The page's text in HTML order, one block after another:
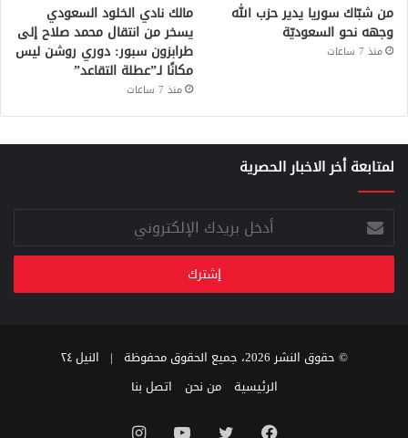
من شبّاك سوريا يدير حزب الله
وجهه نحو السعوديّة
منذ 7 ساعات
مالك نادي الخلود السعودي
يسخر من انتقال محمد صلاح إلى
طرابزون سبور: دوري روشن ليس
مكانًا لـ”عطلة التقاعد”
منذ 7 ساعات
لمتابعة أخر الاخبار الحصرية
أدخل
بريدك
الإلكتروني
© حقوق النشر 2026، جميع الحقوق محفوظة |
النيل ٢٤
الرئيسية
من نحن اتصل بنا